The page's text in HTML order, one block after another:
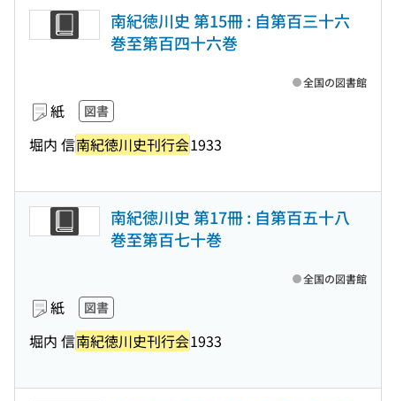
南紀徳川史 第15冊 : 自第百三十六
巻至第百四十六巻
紙 図書
堀内 信南紀徳川史刊行会1933
全国の図書館
南紀徳川史 第17冊 : 自第百五十八
巻至第百七十巻
紙 図書
堀内 信南紀徳川史刊行会1933
全国の図書館